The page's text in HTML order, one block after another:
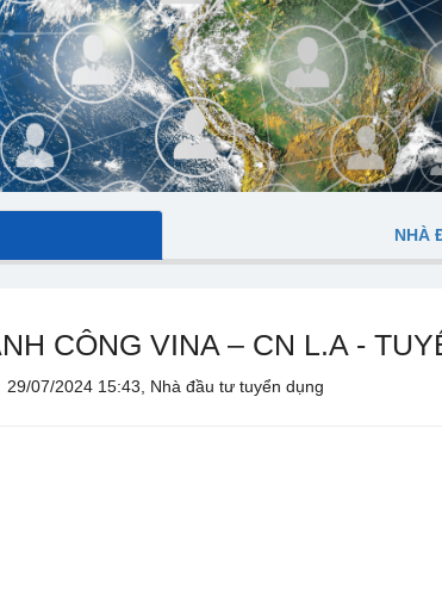
NHÀ
CÔNG VINA – CN L.A -
29/07/2024 15:43, Nhà đầu tư tuyển dụng